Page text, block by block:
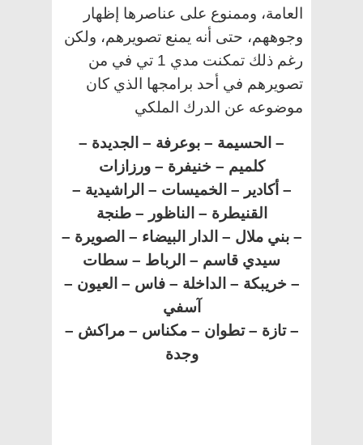
العامة، وممنوع على عناصرها إظهار
وجوههم، حتى أنه يمنع تصويرهم، ولكن
رغم ذلك تمكنت مدي 1 تي في من
تصويرهم في أحد برامجها الذي كان
موضوعه عن الدرك الملكي
– الحسيمة – بوعرفة – الجديدة –
كلميم – خنيفرة – ورزازات
– أكادير – الخميسات – الراشيدية –
القنيطرة – الناظور – طنجة
– بني ملال – الدار البيضاء – الصويرة –
سيدي قاسم – الرباط – سطات
– خريبكة – الداخلة – فاس – العيون –
آسفي
– تازة – تطوان – مكناس – مراكش –
وجدة